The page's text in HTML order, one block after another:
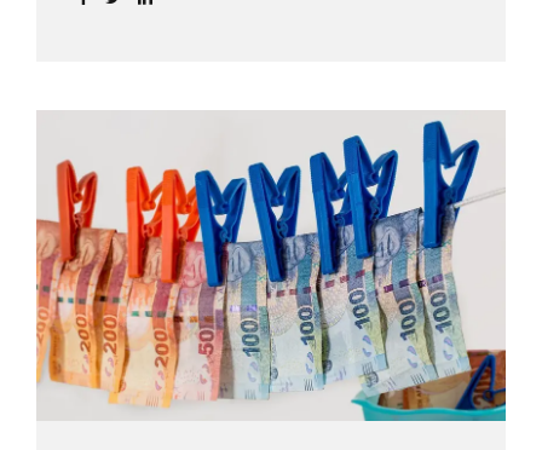
causa di una modifica dei rendimenti risalente al 1986,
precedente alla loro sottoscrizione, e di un timbro
che Poste aveva messo sopra la tabella, la quale
riportava un generico...